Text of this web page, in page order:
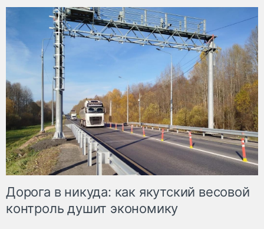
Дорога в никуда: как якутский весовой
контроль душит экономику